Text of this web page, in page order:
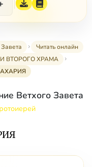
Читать онлайн
ВТОРОГО ХРАМА
Ветхого Завета